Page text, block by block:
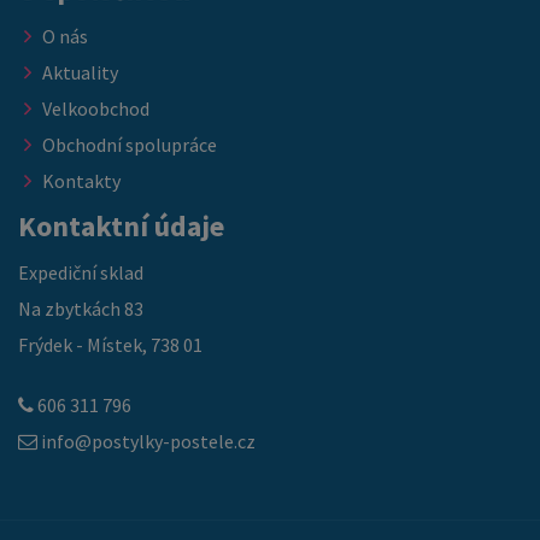
O nás
Aktuality
Velkoobchod
Obchodní spolupráce
Kontakty
Kontaktní údaje
Expediční sklad
Na zbytkách 83
Frýdek - Místek, 738 01
606 311 796
info@postylky-postele.cz